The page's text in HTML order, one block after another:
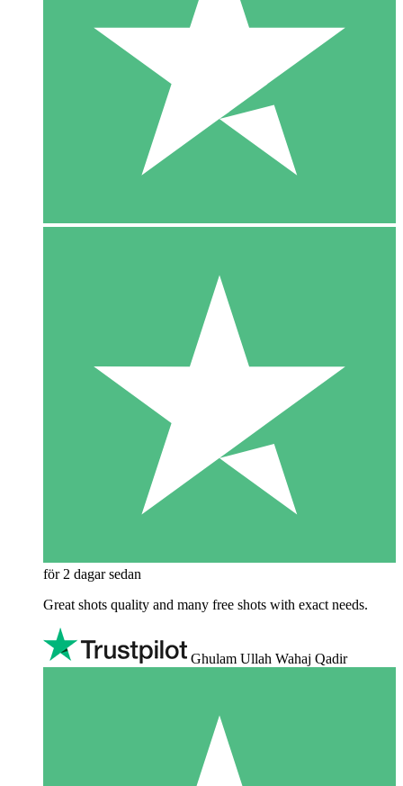
för 2 dagar sedan
Great shots quality and many free shots with exact needs.
Ghulam Ullah Wahaj Qadir